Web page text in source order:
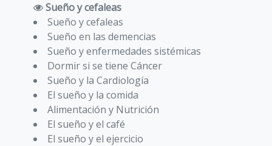
Sueño y cefaleas
Sueño y cefaleas
Sueño en las demencias
Sueño y enfermedades sistémicas
Dormir si se tiene Cáncer
Sueño y la Cardiología
El sueño y la comida
Alimentación y Nutrición
El sueño y el café
El sueño y el ejercicio